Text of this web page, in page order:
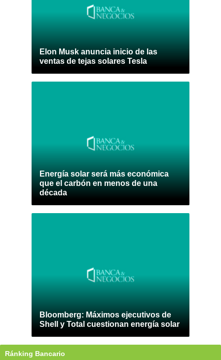
Elon Musk anuncia inicio de las
ventas de tejas solares Tesla
Energía solar será más económica
que el carbón en menos de una
década
Bloomberg: Máximos ejecutivos de
Shell y Total cuestionan energía solar
Ránking Bancario